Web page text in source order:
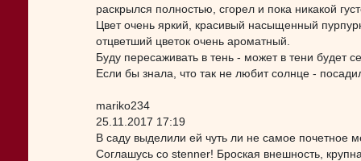
раскрылся полностью, сгорел и пока никакой
Цвет очень яркий, красивый насыщенный
отцветший цветок очень ароматный.
Буду пересаживать в тень - может в тени будет
Если бы знала, что так не любит солнце -
mariko234
25.11.2017 17:19
В саду выделили ей чуть ли не самое почетное
Соглашусь со stenner! Броская внешность,